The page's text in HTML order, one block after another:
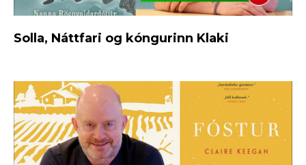
Solla, Náttfari og kóngurinn Klaki